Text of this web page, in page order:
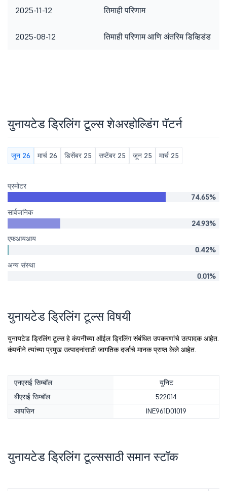
2025-11-12 तिमाही परिणाम
2025-08-12 तिमाही परिणाम आणि अंतरिम डिव्हिडंड
युनायटेड ड्रिलिंग टूल्स शेअरहोल्डिंग पॅटर्न
जून 26 मार्च 26 डिसेंबर 25 सप्टेंबर 25 जून 25 मार्च 25
प्रमोटर
74.65%
सार्वजनिक
24.93%
एफआयआय
0.42%
अन्य संस्था
0.01%
युनायटेड ड्रिलिंग टूल्स विषयी
युनायटेड ड्रिलिंग टूल्स हे कंपनीच्या ऑईल ड्रिलिंग संबंधित उपकरणांचे उत्पादक आहेत.
कंपनीने त्यांच्या प्रमुख उत्पादनांसाठी जागतिक दर्जाचे मानक प्राप्त केले आहेत.
एनएसई सिम्बॉल
युनिट
बीएसई सिम्बॉल
522014
आयसिन
INE961D01019
युनायटेड ड्रिलिंग टूल्ससाठी समान स्टॉक